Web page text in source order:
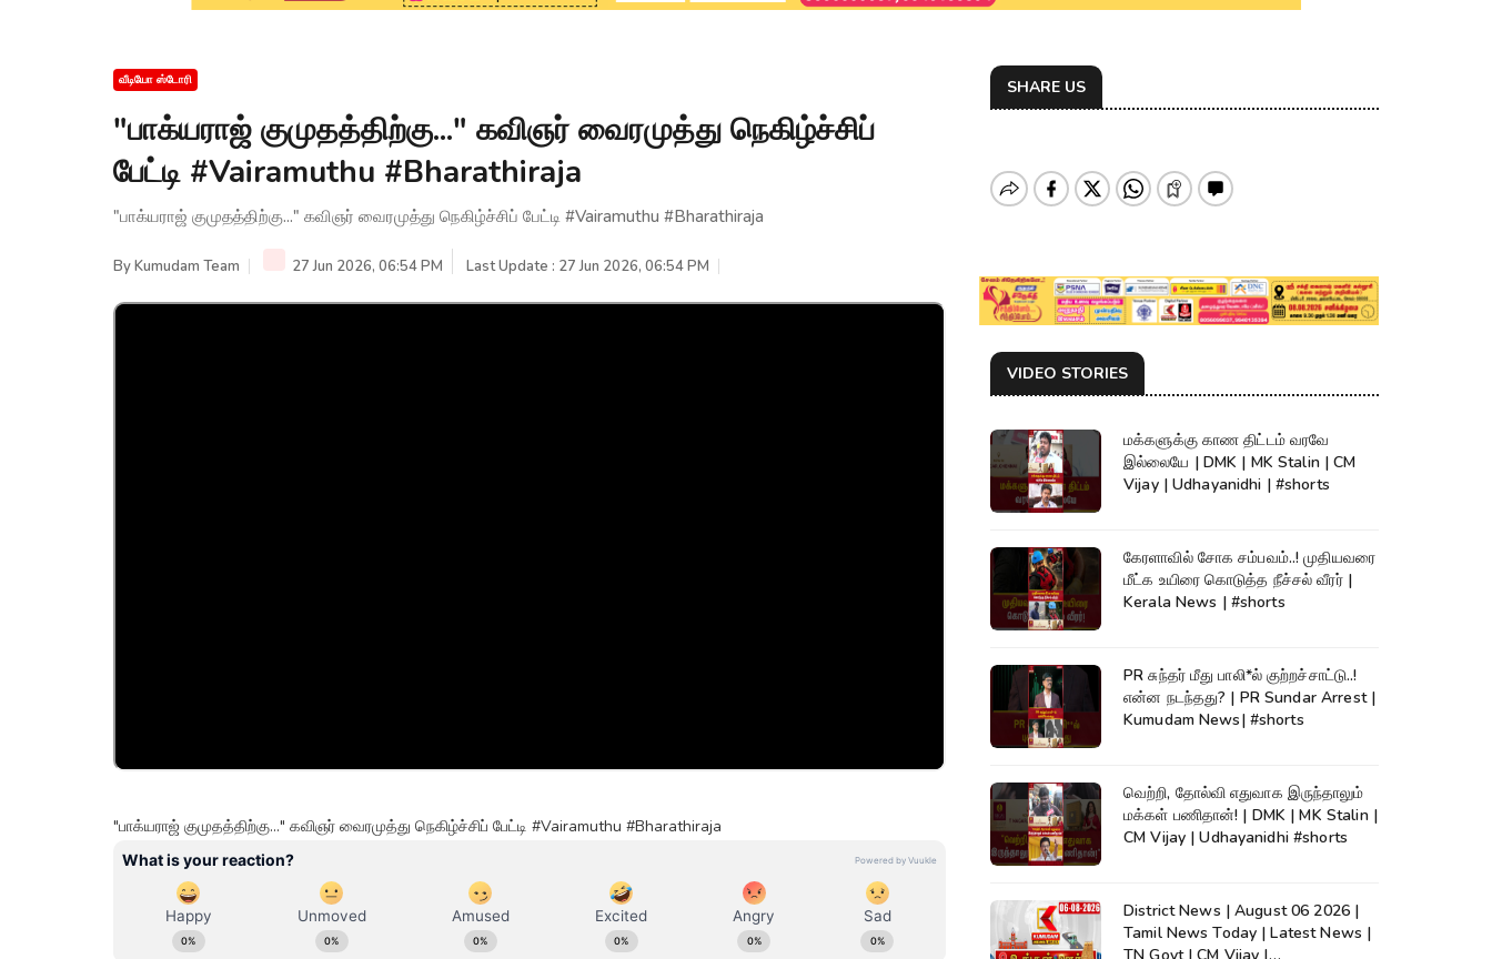
வீடியோ ஸ்டோரி
"பாக்யராஜ் குமுதத்திற்கு..." கவிஞர் வைரமுத்து நெகிழ்ச்சிப்
பேட்டி #Vairamuthu #Bharathiraja
"பாக்யராஜ் குமுதத்திற்கு..." கவிஞர் வைரமுத்து நெகிழ்ச்சிப் பேட்டி #Vairamuthu #Bharathiraja
ByKumudam Team 27 Jun 2026, 06:54 PM Last Update : 27 Jun 2026, 06:54 PM
"பாக்யராஜ் குமுதத்திற்கு..." கவிஞர் வைரமுத்து நெகிழ்ச்சிப் பேட்டி #Vairamuthu #Bharathiraja
SHARE US
VIDEO STORIES
மக்களுக்கு காண திட்டம் வரவே
இல்லையே | DMK | MK Stalin | CM
Vijay | Udhayanidhi | #shorts
கேரளாவில் சோக சம்பவம்..! முதியவரை
மீட்க உயிரை கொடுத்த நீச்சல் வீரர் |
Kerala News | #shorts
PR சுந்தர் மீது பாலி*ல் குற்றச்சாட்டு..!
என்ன நடந்தது? | PR Sundar Arrest |
Kumudam News| #shorts
வெற்றி, தோல்வி எதுவாக இருந்தாலும்
மக்கள் பணிதான்! | DMK | MK Stalin |
CM Vijay | Udhayanidhi #shorts
District News | August 06 2026 |
Tamil News Today | Latest News |